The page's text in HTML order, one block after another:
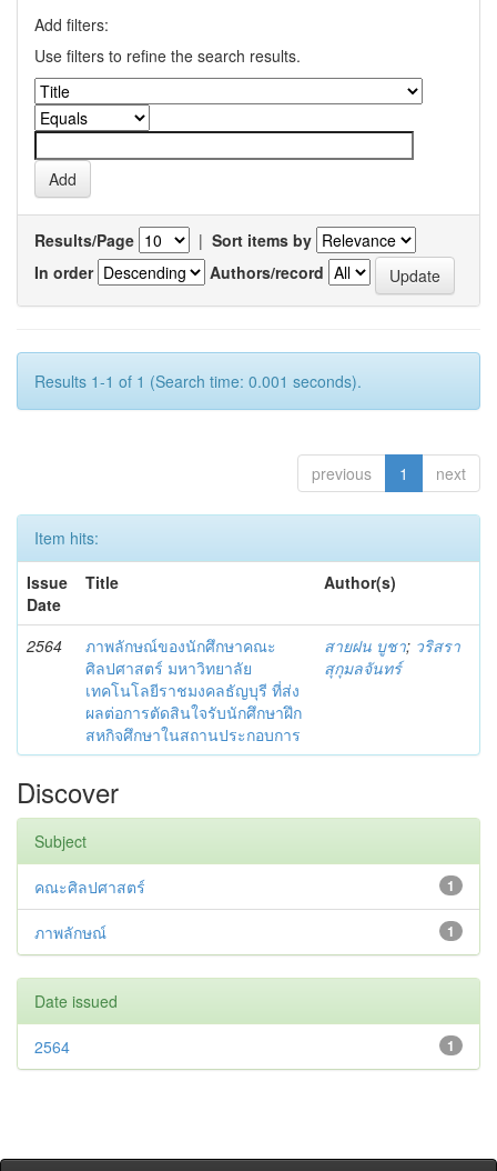
Add filters:
Use filters to refine the search results.
Results/Page | Sort items by
In order
Authors/record
Results 1-1 of 1 (Search time: 0.001 seconds).
previous 1 next
Item hits:
Issue
Date
Title Author(s)
2564
ภาพลักษณ์ของนักศึกษาคณะ
ศิลปศาสตร์ มหาวิทยาลัย
เทคโนโลยีราชมงคลธัญบุรี ที่ส่ง
ผลต่อการตัดสินใจรับนักศึกษาฝึก
สหกิจศึกษาในสถานประกอบการ
สายฝน บูชา; วริสรา
สุกุมลจันทร์
Discover
Subject
1
คณะศิลปศาสตร์
1
ภาพลักษณ์
Date issued
1
2564